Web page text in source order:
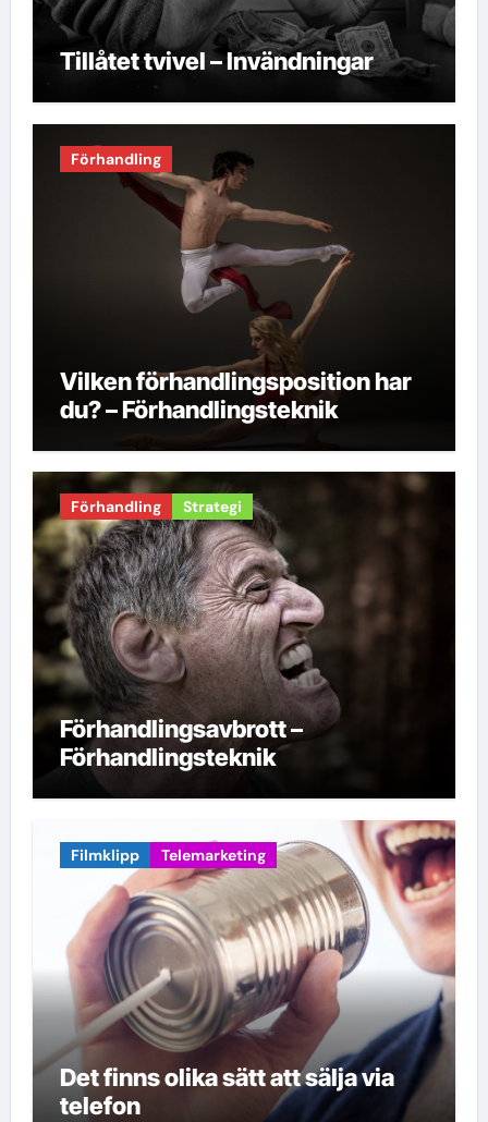
Tillåtet tvivel – Invändningar
Förhandling
Vilken förhandlingsposition har
du? – Förhandlingsteknik
Förhandling Strategi
Förhandlingsavbrott –
Förhandlingsteknik
Filmklipp Telemarketing
Det finns olika sätt att sälja via
telefon